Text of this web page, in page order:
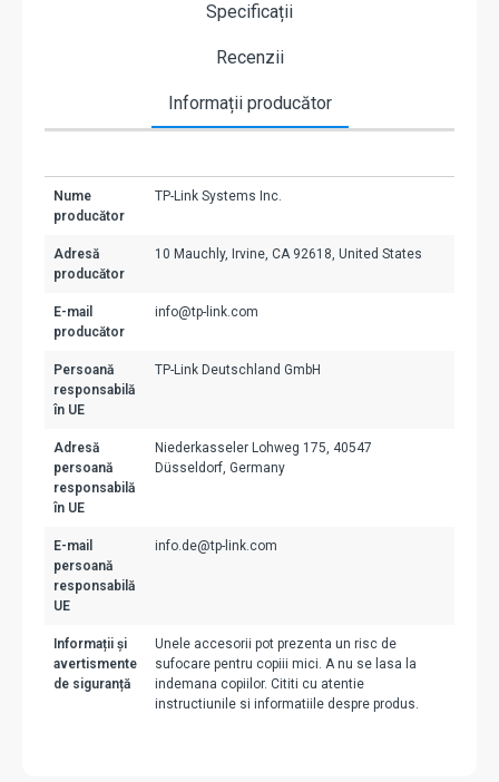
Specificații
Recenzii
Informații producător
Nume
producător
TP-Link Systems Inc.
Adresă
producător
10 Mauchly, Irvine, CA 92618, United States
E-mail
producător
info@tp-link.com
Persoană
responsabilă
în UE
TP-Link Deutschland GmbH
Adresă
persoană
responsabilă
în UE
Niederkasseler Lohweg 175, 40547
Düsseldorf, Germany
E-mail
persoană
responsabilă
UE
info.de@tp-link.com
Informații și
avertismente
de siguranță
Unele accesorii pot prezenta un risc de
sufocare pentru copiii mici. A nu se lasa la
indemana copiilor. Cititi cu atentie
instructiunile si informatiile despre produs.